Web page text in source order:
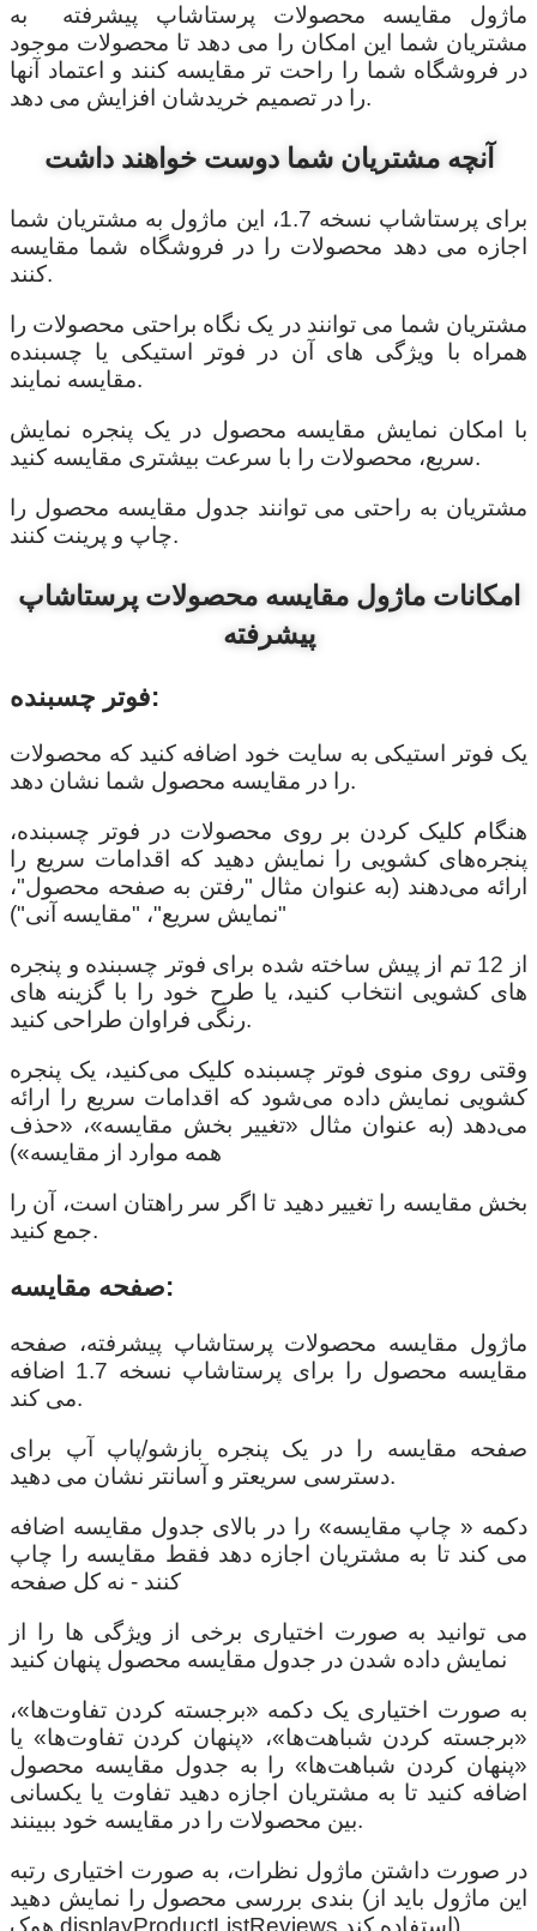
ماژول مقایسه محصولات پرستاشاپ پیشرفته به
مشتریان شما این امکان را می دهد تا محصولات موجود
در فروشگاه شما را راحت تر مقایسه کنند و اعتماد آنها
را در تصمیم خریدشان افزایش می دهد.
آنچه مشتریان شما دوست خواهند داشت
برای پرستاشاپ نسخه 1.7، این ماژول به مشتریان شما
اجازه می دهد محصولات را در فروشگاه شما مقایسه
کنند.
مشتریان شما می توانند در یک نگاه براحتی محصولات را
همراه با ویژگی های آن در فوتر استیکی یا چسبنده
مقایسه نمایند.
با امکان نمایش مقایسه محصول در یک پنجره نمایش
سریع، محصولات را با سرعت بیشتری مقایسه کنید.
مشتریان به راحتی می توانند جدول مقایسه محصول را
چاپ و پرینت کنند.
امکانات ماژول مقایسه محصولات پرستاشاپ
پیشرفته
فوتر چسبنده:
یک فوتر استیکی به سایت خود اضافه کنید که محصولات
را در مقایسه محصول شما نشان دهد.
هنگام کلیک کردن بر روی محصولات در فوتر چسبنده،
پنجره‌های کشویی را نمایش دهید که اقدامات سریع را
ارائه می‌دهند (به عنوان مثال "رفتن به صفحه محصول"،
"نمایش سریع"، "مقایسه آنی")
از 12 تم از پیش ساخته شده برای فوتر چسبنده و پنجره
های کشویی انتخاب کنید، یا طرح خود را با گزینه های
رنگی فراوان طراحی کنید.
وقتی روی منوی فوتر چسبنده کلیک می‌کنید، یک پنجره
کشویی نمایش داده می‌شود که اقدامات سریع را ارائه
می‌دهد (به عنوان مثال «تغییر بخش مقایسه»، «حذف
همه موارد از مقایسه»)
بخش مقایسه را تغییر دهید تا اگر سر راهتان است، آن را
جمع کنید.
صفحه مقایسه:
ماژول مقایسه محصولات پرستاشاپ پیشرفته، صفحه
مقایسه محصول را برای پرستاشاپ نسخه 1.7 اضافه
می کند.
صفحه مقایسه را در یک پنجره بازشو/پاپ آپ برای
دسترسی سریعتر و آسانتر نشان می دهید.
دکمه « چاپ مقایسه» را در بالای جدول مقایسه اضافه
می کند تا به مشتریان اجازه دهد فقط مقایسه را چاپ
کنند - نه کل صفحه
می توانید به صورت اختیاری برخی از ویژگی ها را از
نمایش داده شدن در جدول مقایسه محصول پنهان کنید
به صورت اختیاری یک دکمه «برجسته کردن تفاوت‌ها»،
«برجسته کردن شباهت‌ها»، «پنهان کردن تفاوت‌ها» یا
«پنهان کردن شباهت‌ها» را به جدول مقایسه محصول
اضافه کنید تا به مشتریان اجازه دهید تفاوت یا یکسانی
بین محصولات را در مقایسه خود ببینند.
در صورت داشتن ماژول نظرات، به صورت اختیاری رتبه
بندی بررسی محصول را نمایش دهید (این ماژول باید از
هوک displayProductListReviews استفاده کند)